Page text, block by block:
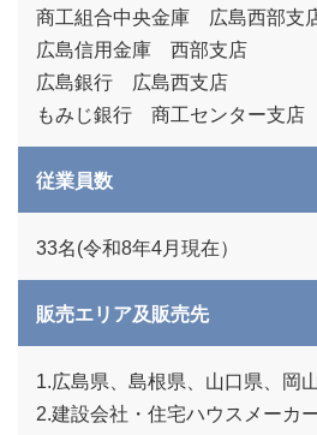
商工組合中央金庫 広島西部支
広島信用金庫 西部支店
広島銀行 広島西支店
もみじ銀行 商工センター支店
従業員数
33名(令和8年4月現在）
販売エリア及販売先
1.広島県、島根県、山口県、岡
2.建設会社・住宅ハウスメーカ